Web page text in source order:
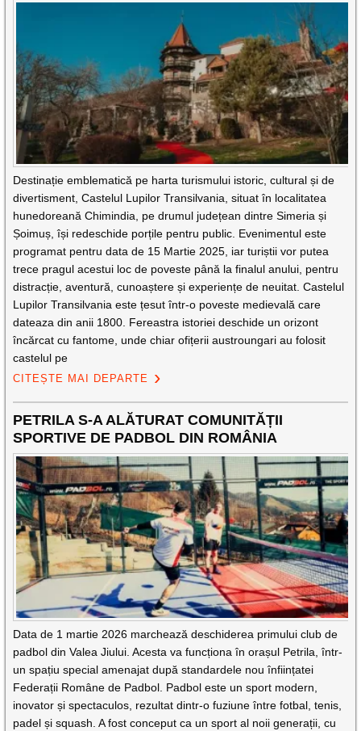
Destinație emblematică pe harta turismului istoric, cultural și de
divertisment, Castelul Lupilor Transilvania, situat în localitatea
hunedoreană Chimindia, pe drumul județean dintre Simeria și
Șoimuș, își redeschide porțile pentru public. Evenimentul este
programat pentru data de 15 Martie 2025, iar turiștii vor putea
trece pragul acestui loc de poveste până la finalul anului, pentru
distracție, aventură, cunoaștere și experiențe de neuitat. Castelul
Lupilor Transilvania este țesut într-o poveste medievală care
dateaza din anii 1800. Fereastra istoriei deschide un orizont
încărcat cu fantome, unde chiar ofițerii austroungari au folosit
castelul pe
CITEȘTE MAI DEPARTE
PETRILA S-A ALĂTURAT COMUNITĂȚII
SPORTIVE DE PADBOL DIN ROMÂNIA
Data de 1 martie 2026 marchează deschiderea primului club de
padbol din Valea Jiului. Acesta va funcționa în orașul Petrila, într-
un spațiu special amenajat după standardele nou înființatei
Federații Române de Padbol. Padbol este un sport modern,
inovator și spectaculos, rezultat dintr-o fuziune între fotbal, tenis,
padel și squash. A fost conceput ca un sport al noii generații, cu